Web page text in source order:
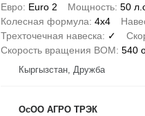
Евро
Euro 2 Мощность 50
Колесная формула 4x4
Трехточечная навеска
✓
Скорость вращения ВОМ 540
Кыргызстан, Дружба
ОсОО АГРО ТРЭК